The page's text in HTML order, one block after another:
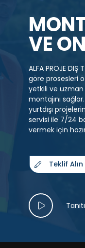
VE
ALFA PROJE
göre prosesleri
yetkili ve
montajını
yurtdışı
servisi ile 7/24
vermek için
Teklif Alın